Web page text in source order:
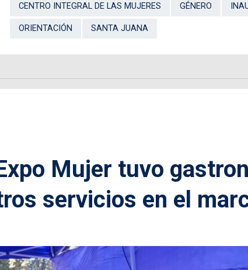
CENTRO INTEGRAL DE LAS MUJERES GÉNERO
ORIENTACIÓN SANTA JUANA
Mujer tuvo
servicios en el